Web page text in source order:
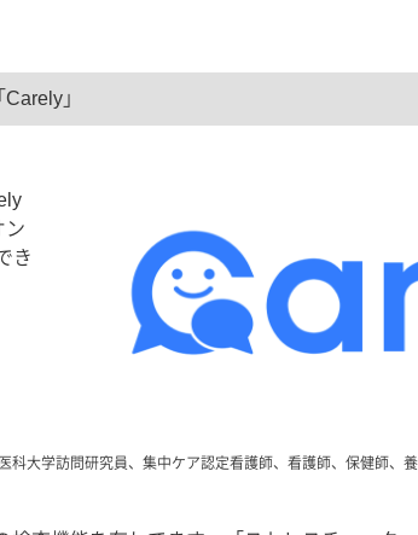
」
ン
き
大学訪問研究員、集中ケア認定看護師、看護師、保健師、